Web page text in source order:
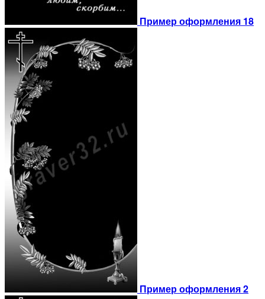
Пример оформления 18
Пример оформления 2